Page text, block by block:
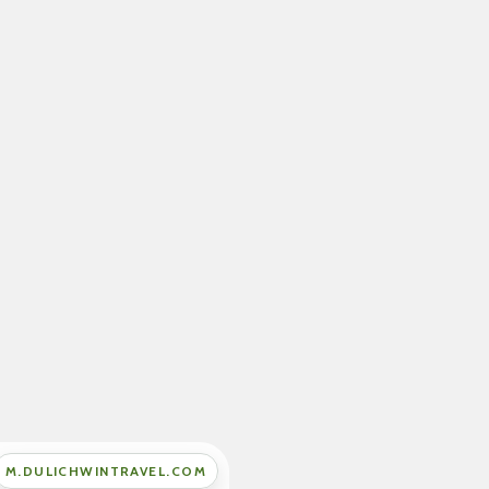
M.DULICHWINTRAVEL.COM